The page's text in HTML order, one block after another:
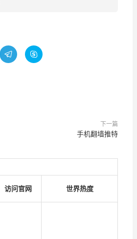
 
下一篇
手机翻墙推特
访问官网 世界热度